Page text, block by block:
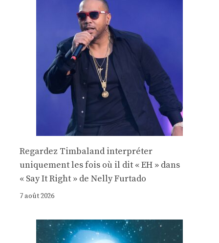
Regardez Timbaland interpréter
uniquement les fois où il dit « EH » dans
« Say It Right » de Nelly Furtado
7 août 2026